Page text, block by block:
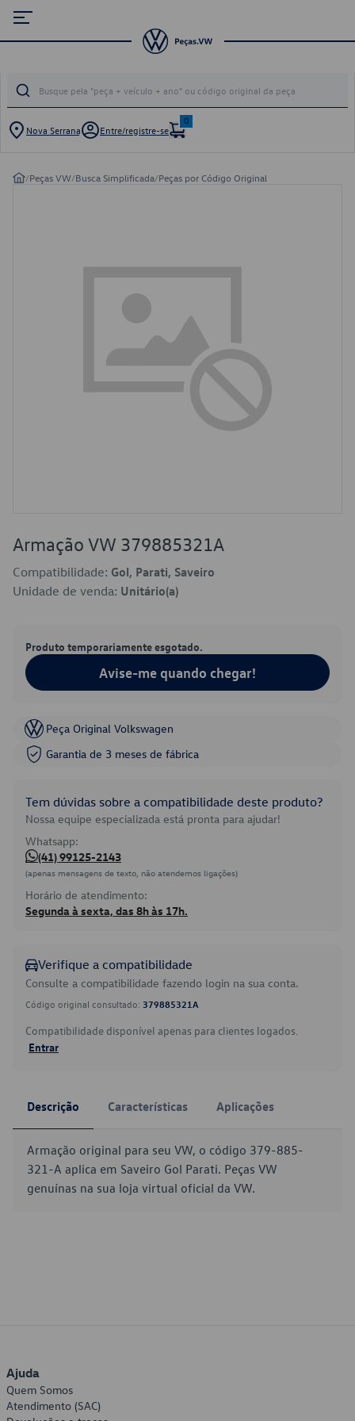
Nova Serrana Entre/registre-se
0
/Peças VW/Busca Simplificada/Peças por Código Original
Armação VW 379885321A
Compatibilidade: Gol, Parati, Saveiro
Unidade de venda: Unitário(a)
Produto temporariamente esgotado.
Avise-me quando chegar!
Peça Original Volkswagen
Garantia de 3 meses de fábrica
Tem dúvidas sobre a compatibilidade deste produto?
Nossa equipe especializada está pronta para ajudar!
Whatsapp:
(41) 99125-2143
(apenas mensagens de texto, não atendemos ligações)
Horário de atendimento:
Segunda à sexta, das 8h às 17h.
Verifique a compatibilidade
Consulte a compatibilidade fazendo login na sua conta.
Código original consultado: 379885321A
Compatibilidade disponível apenas para clientes logados.
Entrar
Descrição Características Aplicações
Armação original para seu VW, o código 379-885-
321-A aplica em Saveiro Gol Parati. Peças VW
genuínas na sua loja virtual oficial da VW.
Ajuda
Quem Somos
Atendimento (SAC)